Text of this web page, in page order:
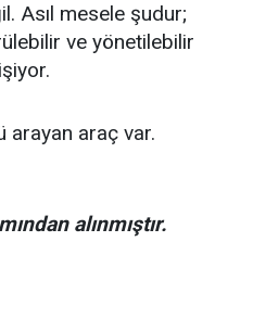
Asıl mesele şudur;
ve yönetilebilir
arayan araç var.
alınmıştır.